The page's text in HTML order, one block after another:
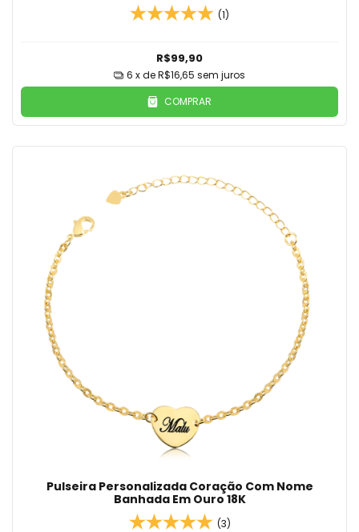
(1)
R$99,90
6 x deR$16,65 sem juros
COMPRAR
Pulseira Personalizada Coração Com Nome
Banhada Em Ouro 18K
(3)